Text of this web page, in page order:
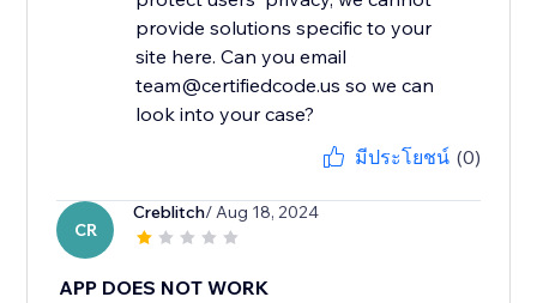
provide solutions specific to your
site here. Can you email
team@certifiedcode.us so we can
look into your case?
มีประโยชน์ (0)
CR
Creblitch/ Aug 18, 2024
APP DOES NOT WORK